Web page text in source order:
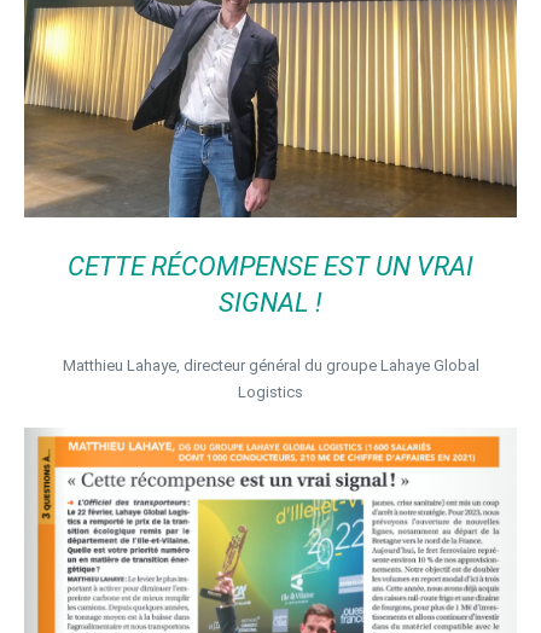
CETTE RÉCOMPENSE EST UN VRAI
SIGNAL !
Matthieu Lahaye, directeur général du groupe Lahaye Global
Logistics